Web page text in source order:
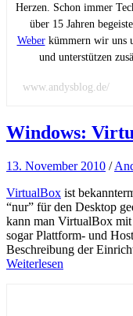
Herzen. Schon immer
über 15 Jahren
Weberkümmern wir uns
und unterstützen
www.andysblog.de/
Windows:
13. November 2010 /
VirtualBox ist
“nur” für den Desktop
kann man VirtualBox
sogar Plattform- und
Beschreibung der
Weiterlesen